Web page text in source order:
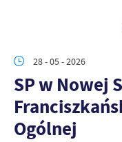
28 - 05 - 2026
SP w Nowej
Ogólnej